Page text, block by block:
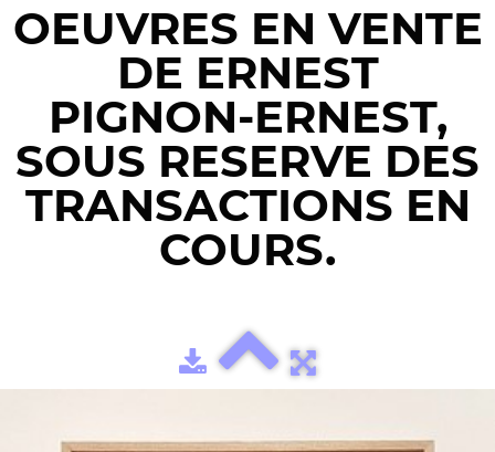
OEUVRES EN VENTE
DE ERNEST
PIGNON-ERNEST,
SOUS RESERVE DES
TRANSACTIONS EN
COURS.